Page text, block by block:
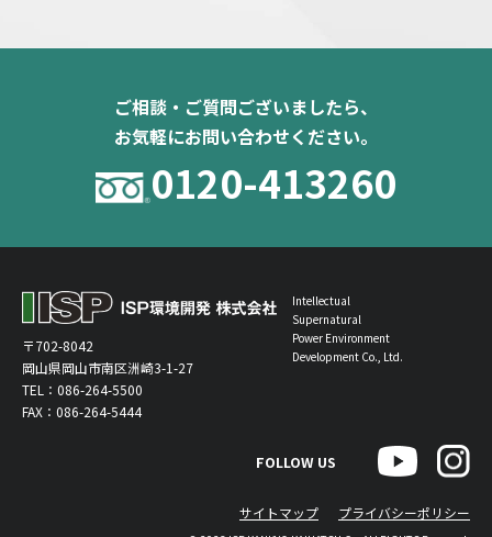
ご相談・ご質問ございましたら、
お気軽にお問い合わせください。
0120-413260
〒702-8042
岡山県岡山市南区洲崎3-1-27
TEL： 086-264-5500
FAX：086-264-5444
Intellectual
Supernatural
Power Environment
Development Co., Ltd.
FOLLOW US
サイトマップ プライバシーポリシー